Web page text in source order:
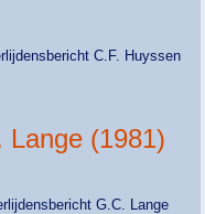
C.F. Huyssen
Lange (1981)
G.C. Lange